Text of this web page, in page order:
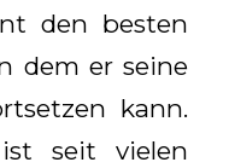
den besten
dem er seine
kann.
seit vielen